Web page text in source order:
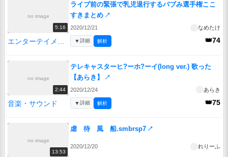
no image
5:16
ライブ前の緊張で乳児退行するバブみ選手権ここ
すきまとめ ↗
2020/12/21 なめたけ
👑74
▼詳細 解析
no image
2:44
テレキャスターヒ?ーホ?ーイ(long ver.) 歌った
【あらき】
↗
2020/12/24 あらき
音楽・サウンド 👑75
▼詳細 解析
no image
13:53
虐 待 風 船.smbrsp7 ↗
2020/12/20 れりーふ